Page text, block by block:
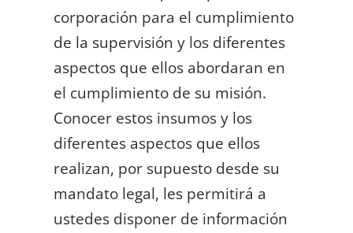
corporación para el cumplimiento
de la supervisión y los diferentes
aspectos que ellos abordaran en
el cumplimiento de su misión.
Conocer estos insumos y los
diferentes aspectos que ellos
realizan, por supuesto desde su
mandato legal, les permitirá a
ustedes disponer de información